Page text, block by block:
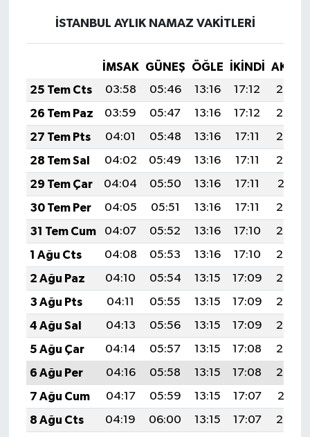
İSTANBUL AYLIK NAMAZ VAKITLERI
İMSAK GÜNEŞ ÖĞLE İKINDI
25 Tem Cts
03:58 05:46 13:16 17:12
20:35
26 Tem Paz
03:59 05:47 13:16 17:12
20:34
27 Tem Pts
04:01 05:48 13:16 17:11
20:33
28 Tem Sal
04:02 05:49 13:16 17:11
20:32
29 Tem Çar
04:04 05:50 13:16 17:11
20:31
30 Tem Per
04:05 05:51 13:16 17:11
20:30
31 Tem Cum
04:07 05:52 13:16 17:10
20:29
1 Ağu Cts
04:08 05:53 13:16 17:10
20:28
2 Ağu Paz
04:10 05:54 13:15 17:09
20:27
3 Ağu Pts
04:11 05:55 13:15 17:09
20:26
4 Ağu Sal
04:13 05:56 13:15 17:09
20:25
5 Ağu Çar
04:14 05:57 13:15 17:08
20:24
6 Ağu Per
04:16 05:58 13:15 17:08
20:23
7 Ağu Cum
04:17 05:59 13:15 17:07
20:21
8 Ağu Cts
04:19 06:00 13:15 17:07
20:20